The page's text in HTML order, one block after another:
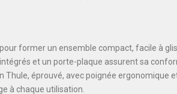
former un ensemble compact, facile à
et un porte-plaque assurent sa
éprouvé, avec poignée ergonomique
à chaque utilisation.